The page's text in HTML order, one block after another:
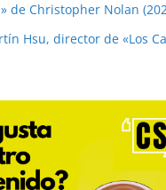
de Christopher Nolan
Hsu, director de «Los